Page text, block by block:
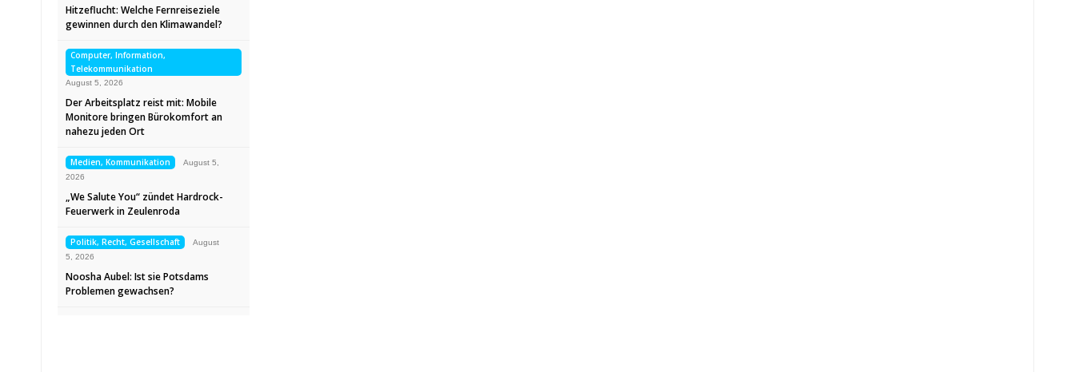
Hitzeflucht: Welche Fernreiseziele
gewinnen durch den Klimawandel?
Computer, Information,
Telekommunikation
August 5, 2026
Der Arbeitsplatz reist mit: Mobile
Monitore bringen Bürokomfort an
nahezu jeden Ort
Medien, Kommunikation
August 5,
2026
„We Salute You“ zündet Hardrock-
Feuerwerk in Zeulenroda
Politik, Recht, Gesellschaft
August
5, 2026
Noosha Aubel: Ist sie Potsdams
Problemen gewachsen?